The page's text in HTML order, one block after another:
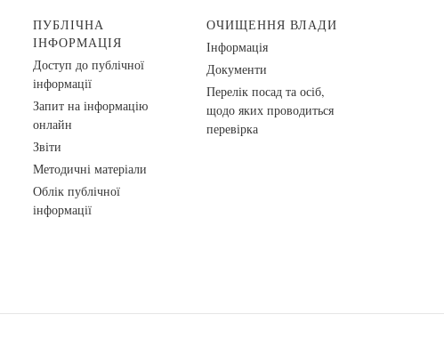
ПУБЛІЧНА
ІНФОРМАЦІЯ
Доступ до публічної
інформації
Запит на інформацію
онлайн
Звіти
Методичні матеріали
Облік публічної
інформації
ОЧИЩЕННЯ ВЛАДИ
Інформація
Документи
Перелік посад та осіб,
щодо яких проводиться
перевірка